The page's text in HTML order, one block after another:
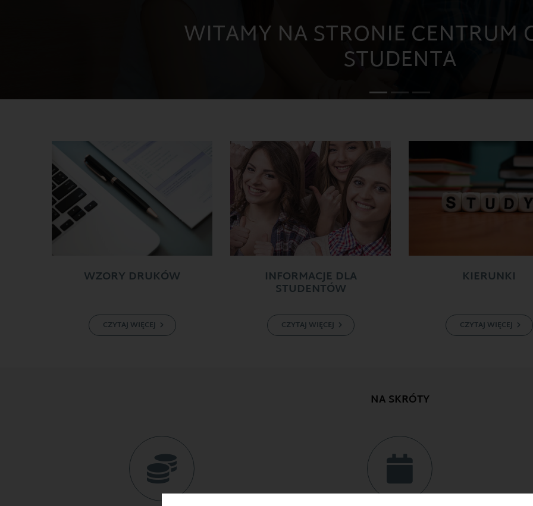
BIBLIOTEKA GŁÓWNA
WZORY DRUKÓW
CZYTAJ WIĘCEJ
INFORMACJE DLA
STUDENTÓW
CZYTAJ WIĘCEJ
KIERUNKI
CZYTAJ WIĘCEJ
NA SKRÓTY